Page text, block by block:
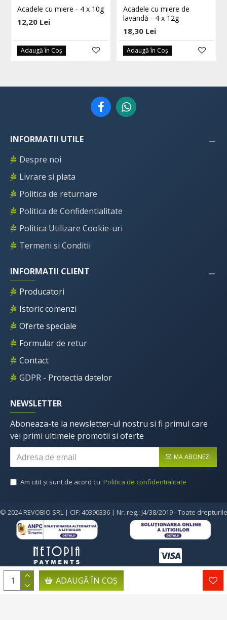
ADAUGĂ ÎN COŞ
Acadele cu miere - 4 x 10g
12,20 Lei
Adaugă în Coş
Acadele cu miere de
lavandă - 4 x 12g
18,30 Lei
Adaugă în Coş
INFORMATII UTILE
Despre noi
Livrare si plata
Politica de returnare
Politica de Confidentialitate
Politica Utilizare Cookie-uri
Termeni si Conditii
INFORMATII CLIENT
Producatori
Istoric comenzi
Oferte speciale
Formular de retur
Contact
GDPR - Protectia datelor
NEWSLETTER
Aboneaza-te la newsletter-ul nostru si fi primul care
vei primi ultimele promotii si oferte
MA ABONEZ!
Am citit şi sunt de acord cu Politica de confidentialitate
© 2024 REVOBIO SRL | CIF: 40390336 | Nr. reg.: J4/38/2019 - Toate